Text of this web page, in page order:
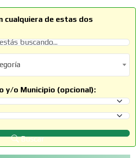
cualquiera de estas dos
y/o Municipio (opcional):
Buscar